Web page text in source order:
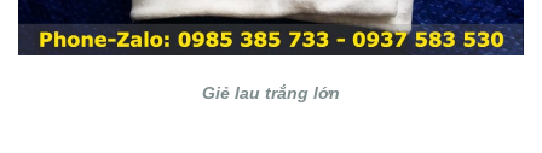
Giẻ lau trắng lớn